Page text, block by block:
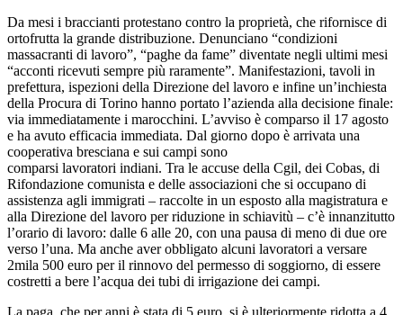
Da mesi i braccianti protestano contro la proprietà, che rifornisce di
ortofrutta la grande distribuzione. Denunciano “condizioni
massacranti di lavoro”, “paghe da fame” diventate negli ultimi mesi
“acconti ricevuti sempre più raramente”. Manifestazioni, tavoli in
prefettura, ispezioni della Direzione del lavoro e infine un’inchiesta
della Procura di Torino hanno portato l’azienda alla decisione finale:
via immediatamente i marocchini. L’avviso è comparso il 17 agosto
e ha avuto efficacia immediata. Dal giorno dopo è arrivata una
cooperativa bresciana e sui campi sono
comparsi lavoratori indiani. Tra le accuse della Cgil, dei Cobas, di
Rifondazione comunista e delle associazioni che si occupano di
assistenza agli immigrati – raccolte in un esposto alla magistratura e
alla Direzione del lavoro per riduzione in schiavitù – c’è innanzitutto
l’orario di lavoro: dalle 6 alle 20, con una pausa di meno di due ore
verso l’una. Ma anche aver obbligato alcuni lavoratori a versare
2mila 500 euro per il rinnovo del permesso di soggiorno, di essere
costretti a bere l’acqua dei tubi di irrigazione dei campi.
La paga, che per anni è stata di 5 euro, si è ulteriormente ridotta a 4